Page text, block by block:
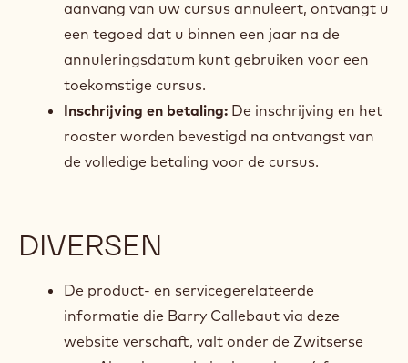
aanvang van uw cursus annuleert, ontvangt u
een tegoed dat u binnen een jaar na de
annuleringsdatum kunt gebruiken voor een
toekomstige cursus.
Inschrijving en betaling: De inschrijving en het
rooster worden bevestigd na ontvangst van
de volledige betaling voor de cursus.
DIVERSEN
De product- en servicegerelateerde
informatie die Barry Callebaut via deze
website verschaft, valt onder de Zwitserse